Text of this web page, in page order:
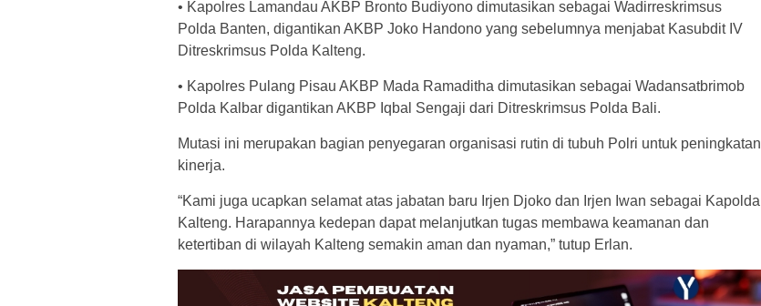
• Kapolres Lamandau AKBP Bronto Budiyono dimutasikan sebagai Wadirreskrimsus
Polda Banten, digantikan AKBP Joko Handono yang sebelumnya menjabat Kasubdit IV
Ditreskrimsus Polda Kalteng.
• Kapolres Pulang Pisau AKBP Mada Ramaditha dimutasikan sebagai Wadansatbrimob
Polda Kalbar digantikan AKBP Iqbal Sengaji dari Ditreskrimsus Polda Bali.
Mutasi ini merupakan bagian penyegaran organisasi rutin di tubuh Polri untuk peningkatan
kinerja.
“Kami juga ucapkan selamat atas jabatan baru Irjen Djoko dan Irjen Iwan sebagai Kapolda
Kalteng. Harapannya kedepan dapat melanjutkan tugas membawa keamanan dan
ketertiban di wilayah Kalteng semakin aman dan nyaman,” tutup Erlan.